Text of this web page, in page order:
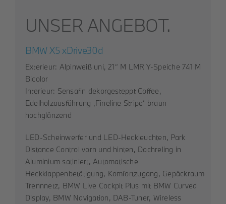
UNSER ANGEBOT.
BMW X5 xDrive30d
Exterieur: Alpinweiß uni, 21″ M LMR Y-Speiche 741 M
Bicolor
Interieur: Sensafin dekorgesteppt Coffee,
Edelholzausführung ‚Fineline Stripe‘ braun
hochglänzend
LED-Scheinwerfer und LED-Heckleuchten, Park
Distance Control vorn und hinten, Dachreling in
Aluminium satiniert, Automatische
Heckklappenbetätigung, Komfortzugang, Gepäckraum
Trennnetz, BMW Live Cockpit Plus mit BMW Curved
Display, BMW Navigation, DAB-Tuner, Wireless